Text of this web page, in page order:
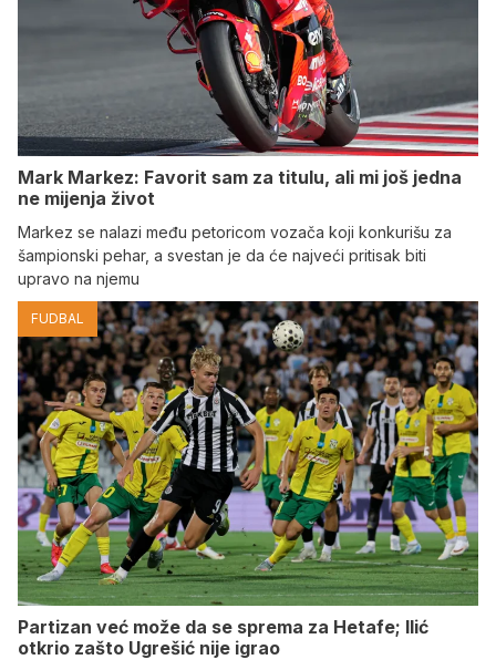
Mark Markez: Favorit sam za titulu, ali mi još jedna
ne mijenja život
Markez se nalazi među petoricom vozača koji konkurišu za
šampionski pehar, a svestan je da će najveći pritisak biti
upravo na njemu
FUDBAL
Partizan već može da se sprema za Hetafe; Ilić
otkrio zašto Ugrešić nije igrao